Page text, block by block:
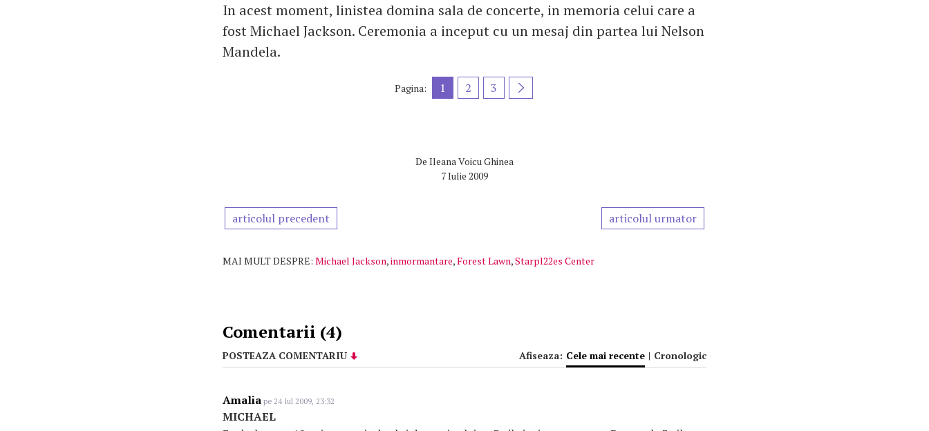
In acest moment, linistea domina sala de concerte, in memoria celui care a
fost Michael Jackson. Ceremonia a inceput cu un mesaj din partea lui Nelson
Mandela.
Pagina: 1 2 3
De Ileana Voicu Ghinea
7 Iulie 2009
articolul precedent articolul urmator
MAI MULT DESPRE: Michael Jackson,inmormantare,Forest Lawn,Starpl22es Center
Comentarii (4)
POSTEAZA COMENTARIU Afiseaza: Cele mai recente | Cronologic
Amalia pe 24 Iul 2009, 23:32
MICHAEL